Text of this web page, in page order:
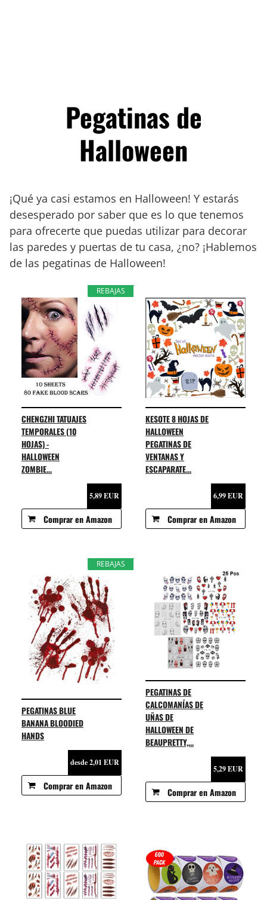
Pegatinas de
Halloween
¡Qué ya casi estamos en Halloween! Y estarás
desesperado por saber que es lo que tenemos
para ofrecerte que puedas utilizar para decorar
las paredes y puertas de tu casa, ¿no? ¡Hablemos
de las pegatinas de Halloween!
REBAJAS
CHENGZHI TATUAJES
TEMPORALES (10
HOJAS) -
HALLOWEEN
ZOMBIE...
5,89 EUR
Comprar en Amazon
KESOTE 8 HOJAS DE
HALLOWEEN
PEGATINAS DE
VENTANAS Y
ESCAPARATE...
6,99 EUR
Comprar en Amazon
REBAJAS
PEGATINAS BLUE
BANANA BLOODIED
HANDS
desde 2,01 EUR
Comprar en Amazon
PEGATINAS DE
CALCOMANÍAS DE
UÑAS DE
HALLOWEEN DE
BEAUPRETTY,...
5,29 EUR
Comprar en Amazon